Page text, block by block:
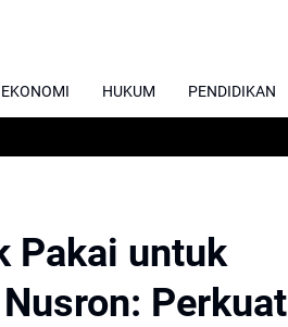
EKONOMI HUKUM PENDIDIKAN
Pakai untuk
Perkuat